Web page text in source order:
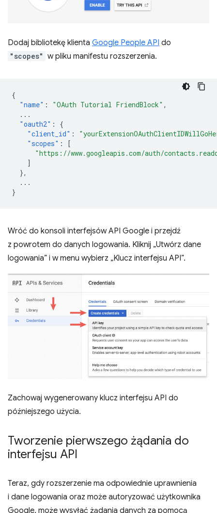
Dodaj bibliotekę klienta Google People API do
"scopes" w pliku manifestu rozszerzenia.
{
"name" : "OAuth Tutorial FriendBlock" ,
...
"oauth2" :
{
"client_id" :
"scopes" :
[
"https://www.googleapis.com/auth/
]
},
...
}
Wróć do konsoli interfejsów API Google i przejdź
z powrotem do danych logowania. Kliknij „Utwórz dane
logowania” i w menu wybierz „Klucz interfejsu API”.
Zachowaj wygenerowany klucz interfejsu API do
późniejszego użycia.
Tworzenie pierwszego żądania do
interfejsu API
Teraz, gdy rozszerzenie ma odpowiednie uprawnienia
i dane logowania oraz może autoryzować użytkownika
Google, może wysyłać żądania danych za pomocą